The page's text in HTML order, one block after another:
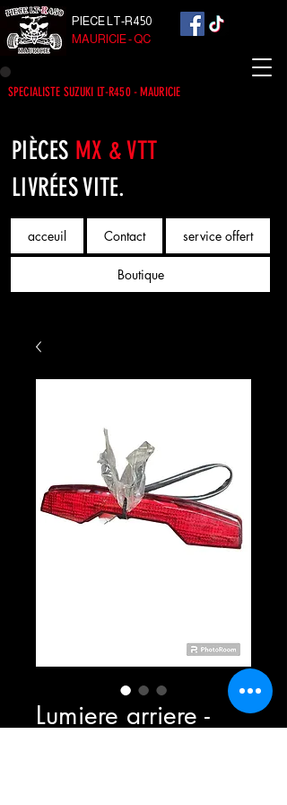
acceuil Contact service offert
Boutique
PIECE LT-R450
MAURICIE - QC
SPECIALISTE SUZUKI LT-R450 - MAURICIE
PIÈCES MX & VTT
LIVRÉES VITE.
Lumiere arriere -